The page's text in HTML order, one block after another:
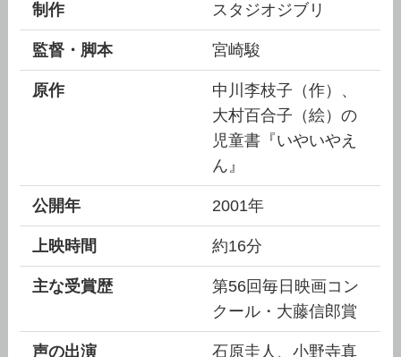
制作 スタジオジブリ
監督・脚本 宮崎駿
原作
中川李枝子（作）、
大村百合子（絵）の
児童書『いやいやえ
ん』
公開年 2001年
上映時間 約16分
主な受賞歴
第56回毎日映画コン
クール・大藤信郎賞
声の出演
石原圭人、小野寺真